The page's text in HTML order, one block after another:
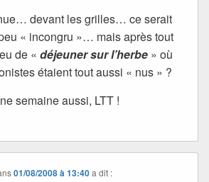
devant les grilles… ce serait
« incongru »… mais après tout
de « déjeuner sur l’herbe » où
étaient tout aussi « nus » ?
semaine aussi, LTT !
01/08/2008 à 13:40 a dit :